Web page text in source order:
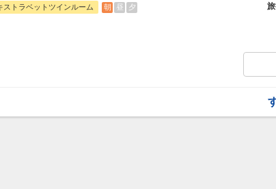
JALマイレージ会員の方にはフライトマ
博多名物や九州のご当地グルメが豊富
「博多コーナー」がご用意されており
ストラベットツインルーム 朝 昼 夕